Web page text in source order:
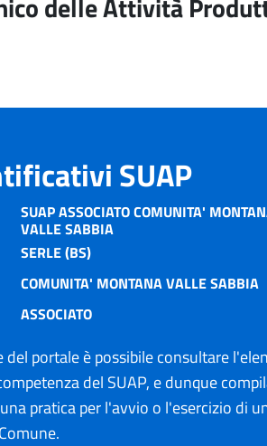
SUAP
SUAP ASSOCIATO COMUNITA'
VALLE SABBIA
SERLE (BS)
COMUNITA' MONTANA VALLE SABBIA
ASSOCIATO
del portale è possibile consultare
del SUAP, e dunque
pratica per l'avvio o l'esercizio di